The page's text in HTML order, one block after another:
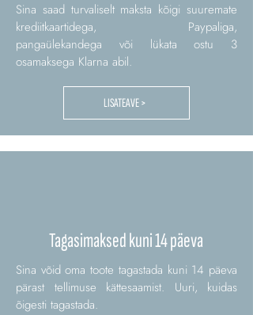
Sina saad turvaliselt maksta kõigi suuremate
krediitkaartidega, Paypaliga,
pangaülekandega või lükata ostu 3
osamaksega Klarna abil.
LISATEAVE >
Tagasimaksed kuni 14 päeva
Sina võid oma toote tagastada kuni 14 päeva
pärast tellimuse kättesaamist. Uuri, kuidas
õigesti tagastada.